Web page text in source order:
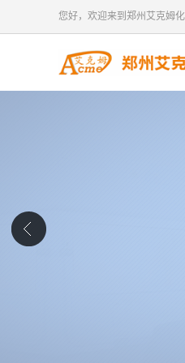
您好，欢迎来到郑州艾克姆